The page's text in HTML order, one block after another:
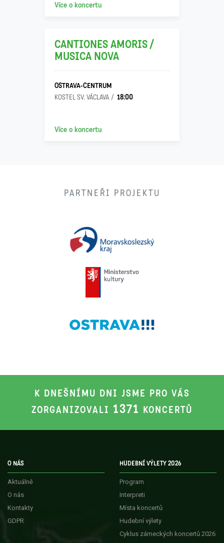
Více o koncertu
CANTIONES AMORIS /
MUSICA NOVA
OSTRAVA-CENTRUM
KOSTEL SV. VÁCLAVA 18:00
Více o koncertu
PARTNEŘI PROJEKTU
K DNEŠNÍMU DNI JSME PRO VÁS
ZORGANIZOVALI 1371 KONCERTŮ
O NÁS
Aktuálně
O nás
Kontakty
GDPR
HUDEBNÍ VÝLETY 2026
Program
Interpreti
Místa koncertů
Hudební výlety
Cyklus zámeckých koncertů 2026